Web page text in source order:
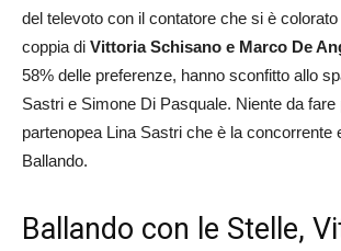
del televoto con il contatore che si è
coppia di Vittoria Schisano e Marco De
58% delle preferenze, hanno sconfitto allo
Sastri e Simone Di Pasquale. Niente da fare
partenopea Lina Sastri che è la concorrente
Ballando.
Ballando con le Stelle,